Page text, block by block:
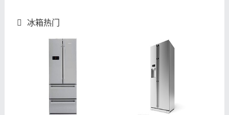
冰箱热门